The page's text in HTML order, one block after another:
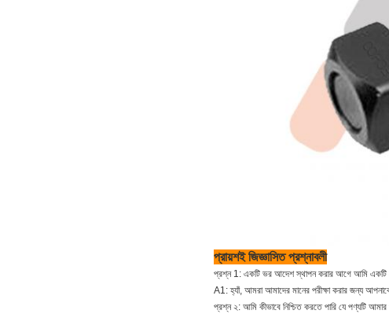
প্রায়শই জিজ্ঞাসিত প্রশ্নাবলী
প্রশ্ন 1: একটি ভর আদেশ স্থাপন করার আগে আমি একটি
A1: হ্যাঁ, আমরা আমাদের মানের পরীক্ষা করার জন্য
প্রশ্ন ২: আমি কীভাবে নিশ্চিত করতে পারি যে পণ্যটি